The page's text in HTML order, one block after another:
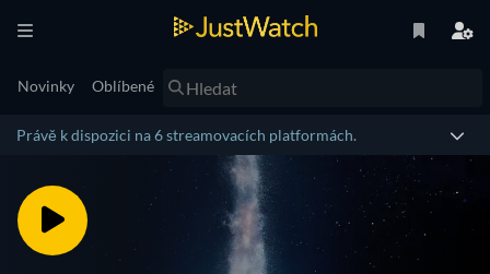
Novinky Oblíbené
Právě k dispozici na 6 streamovacích platformách.